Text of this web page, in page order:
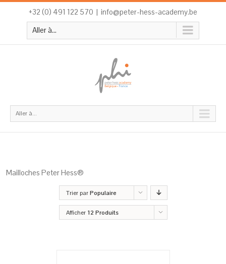
+32 (0) 491 122 570 | info@peter-hess-academy.be
Aller à...
Aller à...
Mailloches Peter Hess®
Trier parPopulaire
Afficher 12 Produits